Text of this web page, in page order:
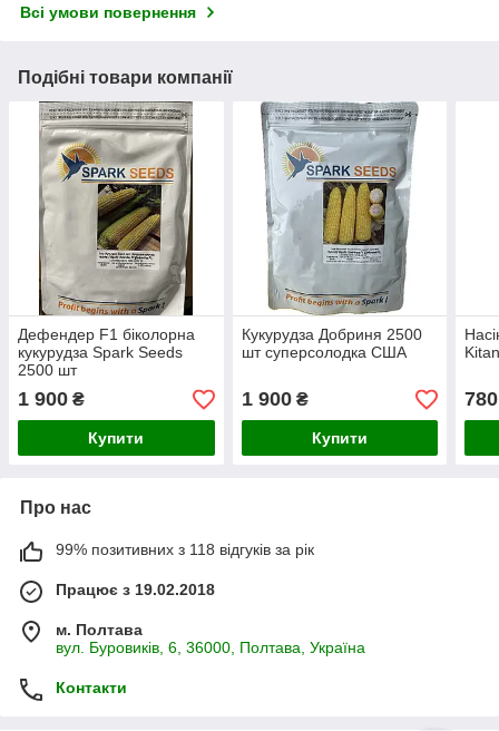
Всі умови повернення
Подібні товари компанії
Дефендер F1 біколорна
кукурудза Spark Seeds
2500 шт
1 900 ₴
Купити
Кукурудза Добриня 2500
шт суперсолодка США
1 900₴
Купити
780
Про нас
99% позитивних з 118 відгуків за рік
Працює з 19.02.2018
м. Полтава
вул. Буровиків, 6, 36000, Полтава, Україна
Контакти